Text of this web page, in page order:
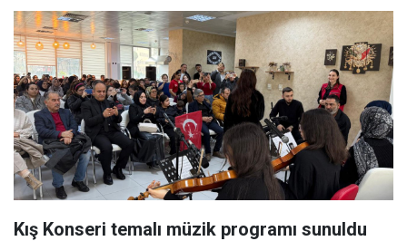
Kış Konseri temalı müzik programı sunuldu